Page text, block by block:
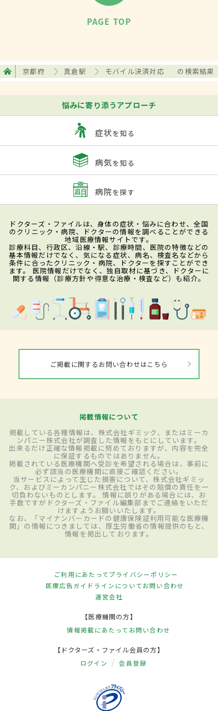
PAGE TOP
京都府 真倉駅 モバイル決済対応 の検索結果
悩みに寄り添うアプローチ
症状を知る
病気を知る
病院を探す
ドクターズ・ファイルは、身体の症状・悩みに合わせ、全国
のクリニック・病院、ドクターの情報を調べることができる
地域医療情報サイトです。
診療科目、行政区、沿線・駅、診療時間、医院の特徴などの
基本情報だけでなく、気になる症状、病名、検査名などから
条件に合ったクリニック・病院、ドクターを探すことができ
ます。 医院情報だけでなく、独自取材に基づき、ドクターに
関する情報（診療方針や得意な治療・検査など）も紹介。
ご掲載に関するお問い合わせはこちら
掲載情報について
掲載している各種情報は、株式会社ギミック、またはミーカ
ンパニー株式会社が調査した情報をもとにしています。
出来るだけ正確な情報掲載に努めておりますが、内容を完全
に保証するものではありません。
掲載されている医療機関へ受診を希望される場合は、事前に
必ず該当の医療機関に直接ご確認ください。
当サービスによって生じた損害について、株式会社ギミッ
ク、およびミーカンパニー株式会社ではその賠償の責任を一
切負わないものとします。 情報に誤りがある場合には、お
手数ですがドクターズ・ファイル編集部までご連絡をいただ
けますようお願いいたします。
なお、「マイナンバーカードの健康保険証利用可能な医療機
関」の情報につきましては、厚生労働省の情報提供のもと、
情報を掲出しております。
ご利用にあたってプライバシーポリシー
医療広告ガイドラインについてお問い合わせ
運営会社
【医療機関の方】
情報掲載にあたって お問い合わせ
【ドクターズ・ファイル会員の方】
ログイン 会員登録